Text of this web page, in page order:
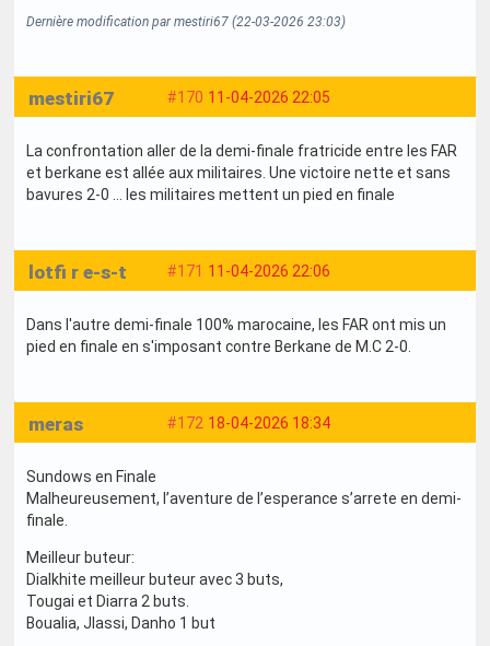
Dernière modification par mestiri67 (22-03-2026 23:03)
#170 11-04-2026 22:05
mestiri67
La confrontation aller de la demi-finale fratricide entre les FAR
et berkane est allée aux militaires. Une victoire nette et sans
bavures 2-0 … les militaires mettent un pied en finale
#171 11-04-2026 22:06
lotfi r e-s-t
Dans l'autre demi-finale 100% marocaine, les FAR ont mis un
pied en finale en s'imposant contre Berkane de M.C 2-0.
#172 18-04-2026 18:34
meras
Sundows en Finale
Malheureusement, l’aventure de l’esperance s’arrete en demi-
finale.
Meilleur buteur:
Dialkhite meilleur buteur avec 3 buts,
Tougai et Diarra 2 buts.
Boualia, Jlassi, Danho 1 but